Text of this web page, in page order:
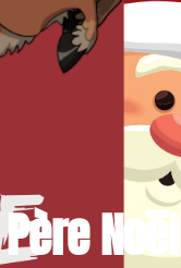
Noël